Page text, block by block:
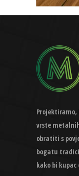
vrste
obratiti s
bogatu
kako bi kupac